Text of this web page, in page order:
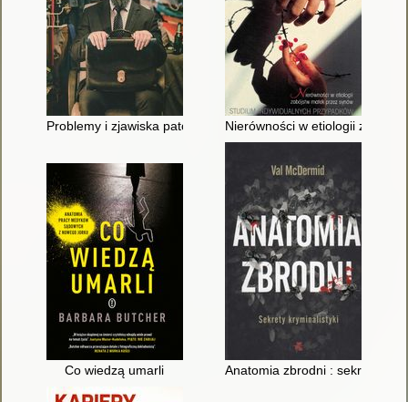
Problemy i zjawiska patologiczne w społeczeństwie
Nierówności w etiologii
Co wiedzą umarli Anatomia zbrodni : sekrety